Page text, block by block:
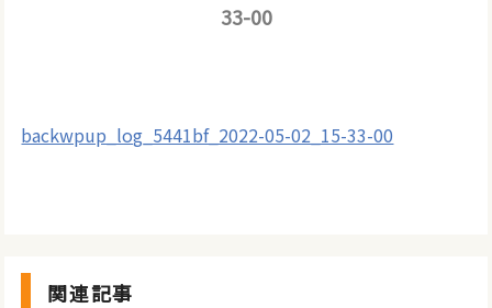
33-00
backwpup_log_5441bf_2022-05-02_15-33-00
関連記事